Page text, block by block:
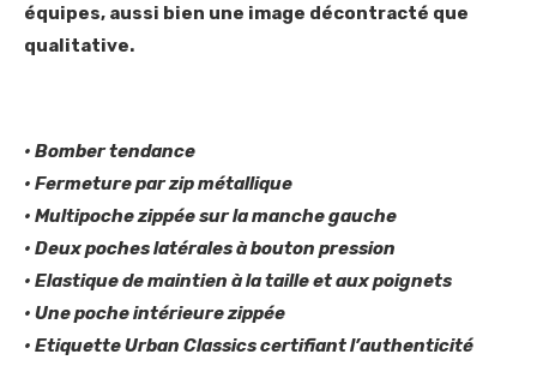
équipes, aussi bien une image décontracté que
qualitative.
• Bomber tendance
• Fermeture par zip métallique
• Multipoche zippée sur la manche gauche
• Deux poches latérales à bouton pression
• Elastique de maintien à la taille et aux poignets
• Une poche intérieure zippée
• Etiquette Urban Classics certifiant l’authenticité